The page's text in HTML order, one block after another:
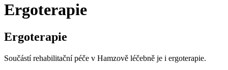
Ergoterapie
Ergoterapie
Součástí rehabilitační péče v Hamzově léčebně je i ergoterapie.